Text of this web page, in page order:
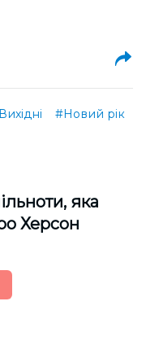
#Новий рік
яка
Херсон